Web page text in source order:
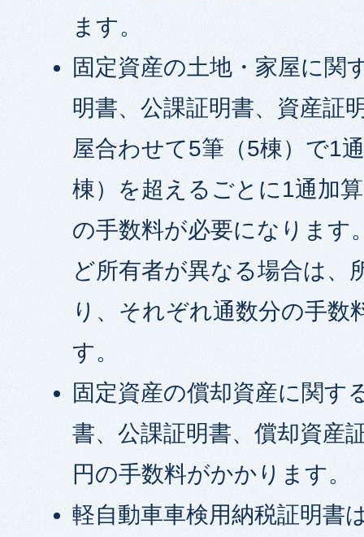
ます。
固定資産の土地・家屋に関
明書、公課証明書、資産証
屋合わせて5筆（5棟）で1
棟）を超えるごとに1通加
の手数料が必要になります
ど所有者が異なる場合は、
り、それぞれ通数分の手数
す。
固定資産の償却資産に関す
書、公課証明書、償却資産
円の手数料がかかります。
軽自動車車検用納税証明書